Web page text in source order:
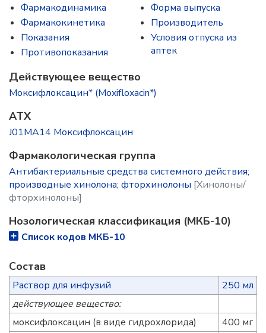
Фармакодинамика
Фармакокинетика
Показания
Противопоказания
Форма выпуска
Производитель
Условия отпуска из
аптек
Действующее вещество
Моксифлоксацин* (Moxifloxacin*)
ATX
J01MA14 Моксифлоксацин
Фармакологическая группа
Антибактериальные средства системного действия;
производные хинолона; фторхинолоны [Хинолоны/
фторхинолоны]
Нозологическая классификация (МКБ-10)
Список кодов МКБ-10
Состав
Раствор для инфузий
250 мл
действующее вещество:
моксифлоксацин (в виде гидрохлорида)
400 мг